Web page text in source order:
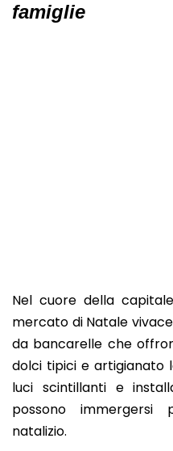
famiglie
Nel cuore della
mercato di Natale
da bancarelle che
dolci tipici e artigianato
luci scintillanti e
possono immergersi
natalizio.